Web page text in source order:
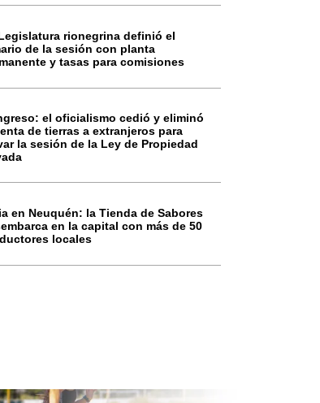
rionegrina definió el
de la sesión con planta
y tasas para comisiones
el oficialismo cedió y eliminó
de tierras a extranjeros para
la sesión de la Ley de Propiedad
en Neuquén: la Tienda de Sabores
en la capital con más de 50
locales